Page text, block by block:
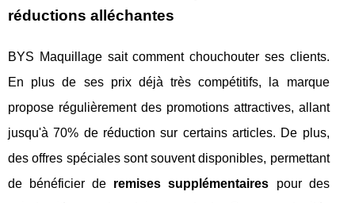
réductions alléchantes
BYS Maquillage sait comment chouchouter ses clients.
En plus de ses prix déjà très compétitifs, la marque
propose régulièrement des promotions attractives, allant
jusqu'à 70% de réduction sur certains articles. De plus,
des offres spéciales sont souvent disponibles, permettant
de bénéficier de remises supplémentaires pour des